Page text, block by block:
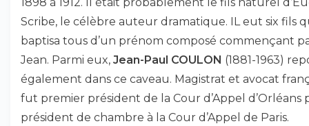
Scribe, le célèbre auteur dramatique. IL eut six fils
baptisa tous d’un prénom composé commençant
Jean. Parmi eux, Jean-Paul COULON (1881-1963)
également dans ce caveau. Magistrat et avocat
fut premier président de la Cour d’Appel d’Orléans
président de chambre à la Cour d’Appel de Paris.